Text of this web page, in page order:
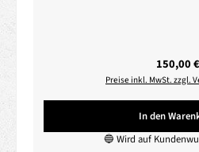
150,00 €
Preise inkl. MwSt. zzgl.
In den
🔵 Wird auf